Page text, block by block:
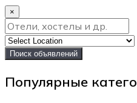
×
Поиск объявлений
Популярные